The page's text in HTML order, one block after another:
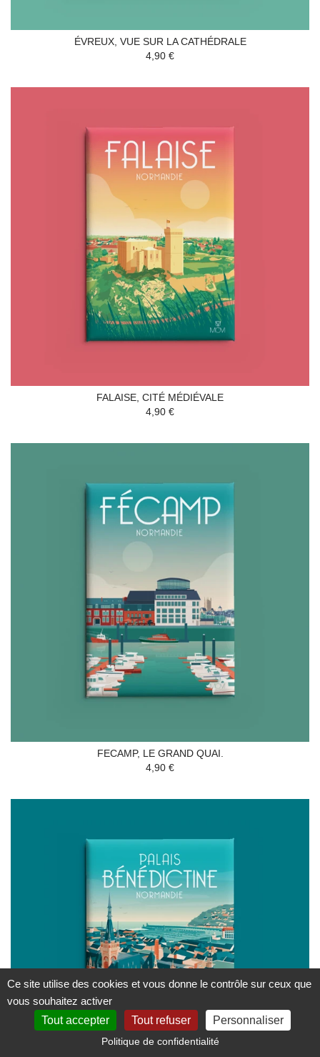
ÉVREUX, VUE SUR LA CATHÉDRALE
4,90 €
FALAISE, CITÉ MÉDIÉVALE
4,90 €
FECAMP, LE GRAND QUAI.
4,90 €
Ce site utilise des cookies et vous donne le contrôle sur ceux que
vous souhaitez activer
Tout accepter
Tout refuser Personnaliser
Politique de confidentialité